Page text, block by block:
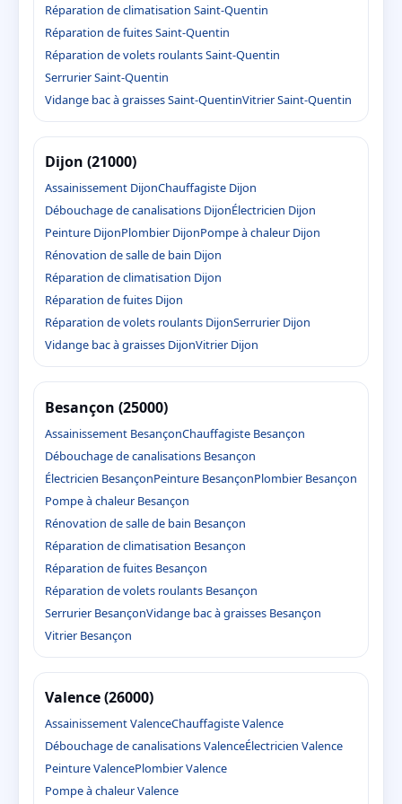
Réparation de climatisation Saint-Quentin
Réparation de fuites Saint-Quentin
Réparation de volets roulants Saint-Quentin
Serrurier Saint-Quentin
Vidange bac à graisses Saint-QuentinVitrier Saint-Quentin
Dijon (21000)
Assainissement DijonChauffagiste Dijon
Débouchage de canalisations DijonÉlectricien Dijon
Peinture DijonPlombier DijonPompe à chaleur Dijon
Rénovation de salle de bain Dijon
Réparation de climatisation Dijon
Réparation de fuites Dijon
Réparation de volets roulants DijonSerrurier Dijon
Vidange bac à graisses DijonVitrier Dijon
Besançon (25000)
Assainissement BesançonChauffagiste Besançon
Débouchage de canalisations Besançon
Électricien BesançonPeinture BesançonPlombier Besançon
Pompe à chaleur Besançon
Rénovation de salle de bain Besançon
Réparation de climatisation Besançon
Réparation de fuites Besançon
Réparation de volets roulants Besançon
Serrurier BesançonVidange bac à graisses Besançon
Vitrier Besançon
Valence (26000)
Assainissement ValenceChauffagiste Valence
Débouchage de canalisations ValenceÉlectricien Valence
Peinture ValencePlombier Valence
Pompe à chaleur Valence